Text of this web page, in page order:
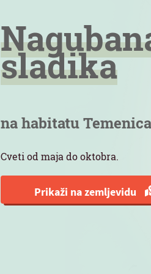
sladika
na habitatu Temenica
Cveti od maja do oktobra.
Prikaži na zemljevidu